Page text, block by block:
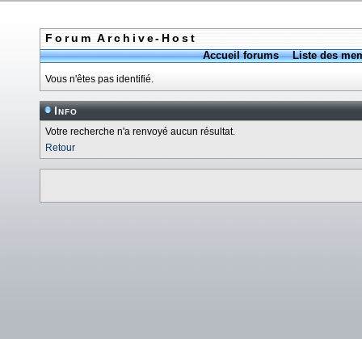
Forum Archive-Host
Accueil forums Liste des
Vous n'êtes pas identifié.
Info
Votre recherche n'a renvoyé aucun résultat.
Retour